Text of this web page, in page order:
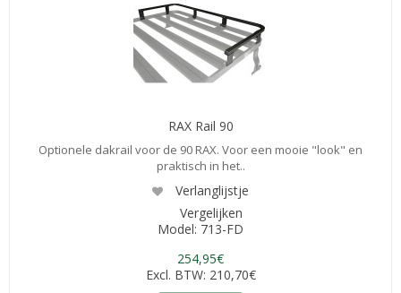
RAX Rail 90
Optionele dakrail voor de 90 RAX. Voor een mooie "look" en
praktisch in het..
Verlanglijstje
Vergelijken
Model: 713-FD
254,95€
Excl. BTW: 210,70€